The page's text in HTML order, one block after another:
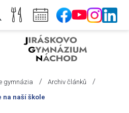
gymnázia / Archiv článků /
na naší škole